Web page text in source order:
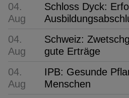
04.
Aug
Schloss Dyck:
04.
Aug
Schweiz:
gute Erträge
04.
Aug
IPB: Gesunde
Menschen